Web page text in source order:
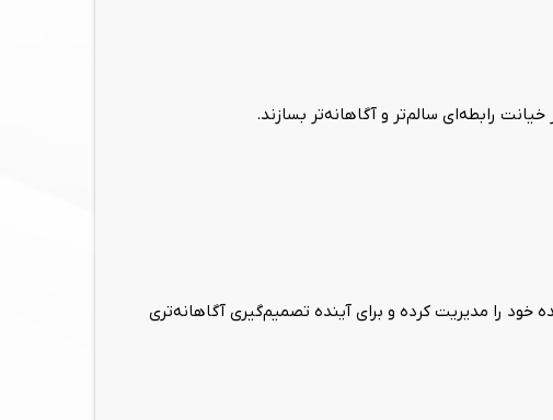
رابطه‌ای سالم‌تر و آگاهانه‌تر بسازند.
را مدیریت کرده و برای آینده تصمیم‌گیری آگاهانه‌تری